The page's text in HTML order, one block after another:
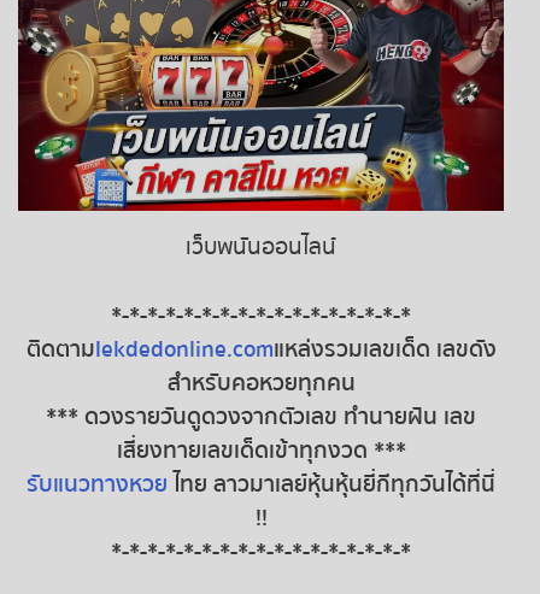
เว็บพนันออนไลน์
*-*-*-*-*-*-*-*-*-*-*-*-*-*-*-*-*
ติดตามlekdedonline.comแหล่งรวมเลขเด็ด เลขดัง
สำหรับคอหวยทุกคน
*** ดวงรายวันดูดวงจากตัวเลข ทำนายฝัน เลข
เสี่ยงทายเลขเด็ดเข้าทุกงวด ***
รับแนวทางหวยไทย ลาวมาเลย์หุ้นหุ้นยี่กีทุกวันได้ที่นี่
!!
*-*-*-*-*-*-*-*-*-*-*-*-*-*-*-*-*